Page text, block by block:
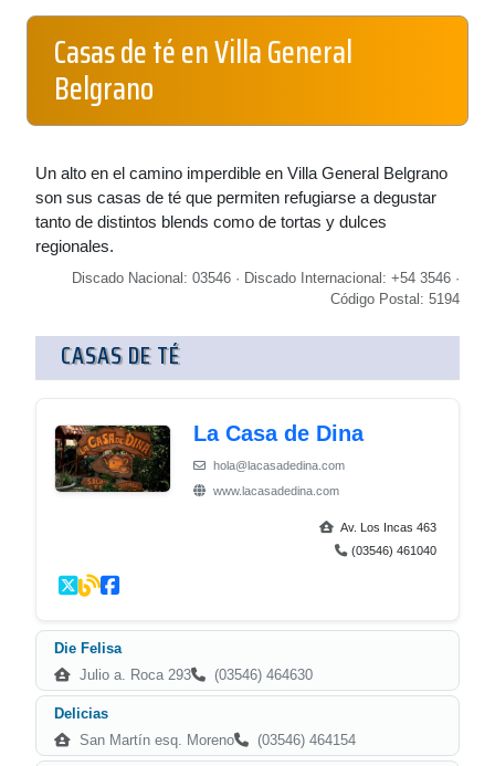
Casas de té en Villa General
Belgrano
Un alto en el camino imperdible en Villa General Belgrano
son sus casas de té que permiten refugiarse a degustar
tanto de distintos blends como de tortas y dulces
regionales.
Discado Nacional: 03546 · Discado Internacional: +54 3546 ·
Código Postal: 5194
CASAS DE TÉ
La Casa de Dina
hola@lacasadedina.com
www.lacasadedina.com
Av. Los Incas 463
(03546) 461040
Die Felisa
Julio a. Roca 293
(03546) 464630
Delicias
San Martín esq. Moreno
(03546) 464154